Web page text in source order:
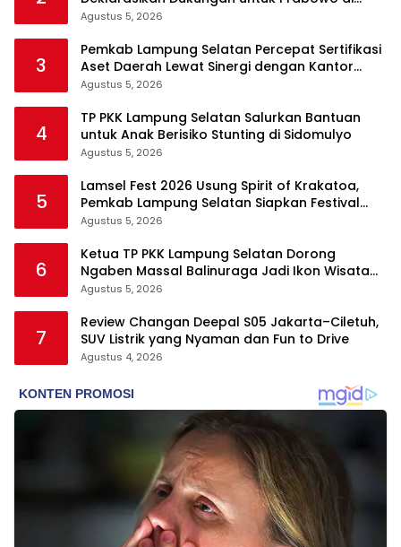
Pilpres 2029
Agustus 5, 2026
3
Pemkab Lampung Selatan Percepat Sertifikasi
Aset Daerah Lewat Sinergi dengan Kantor
Pertanahan
Agustus 5, 2026
4
TP PKK Lampung Selatan Salurkan Bantuan
untuk Anak Berisiko Stunting di Sidomulyo
Agustus 5, 2026
5
Lamsel Fest 2026 Usung Spirit of Krakatoa,
Pemkab Lampung Selatan Siapkan Festival
Lebih Spektakuler
Agustus 5, 2026
6
Ketua TP PKK Lampung Selatan Dorong
Ngaben Massal Balinuraga Jadi Ikon Wisata
Budaya
Agustus 5, 2026
7
Review Changan Deepal S05 Jakarta–Ciletuh,
SUV Listrik yang Nyaman dan Fun to Drive
Agustus 4, 2026